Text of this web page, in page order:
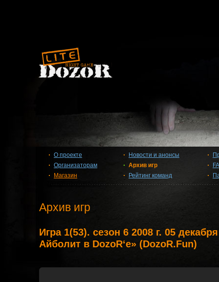
О проекте
Организаторам
Магазин
Новости и анонсы
Архив игр
Рейтинг команд
Архив игр
Игра 1(53). сезон 6 2008 г. 05
Айболит в DozoR‘е» (DozoR.Fun)